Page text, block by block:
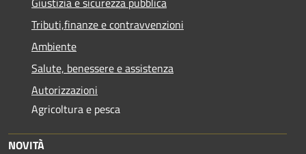
Tributi,finanze e contravvenzioni
Ambiente
Salute, benessere e assistenza
Autorizzazioni
Agricoltura e pesca
NOVITÀ